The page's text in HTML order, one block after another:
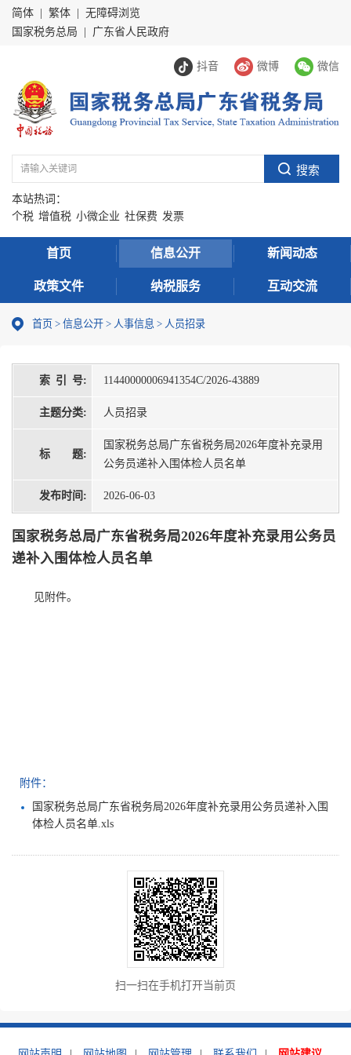
简体 繁体
无障碍浏览
国家税务总局
广东省人民政府
抖音 微博 微信
本站热词：
个税 增值税 小微企业 社保费 发票
首页 信息公开 新闻动态
政策文件 纳税服务 互动交流
首页 > 信息公开 > 人事信息 > 人员招录
索 引 号: 11440000006941354C/2026-43889
主题分类: 人员招录
标 题:
国家税务总局广东省税务局2026年度补充录用
公务员递补入围体检人员名单
发布时间: 2026-06-03
国家税务总局广东省税务局2026年度补充录用公务员
递补入围体检人员名单
见附件。
附件：
国家税务总局广东省税务局2026年度补充录用公务员递补入围
体检人员名单.xls
扫一扫在手机打开当前页